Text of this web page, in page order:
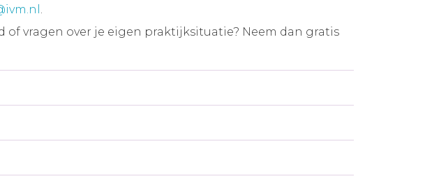
.
vragen over je eigen praktijksituatie? Neem dan gratis